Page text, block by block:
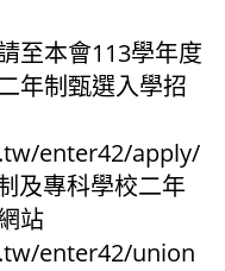
至本會113學年度
年制甄選入學招
enter42/apply/
及專科學校二年
站
enter42/union